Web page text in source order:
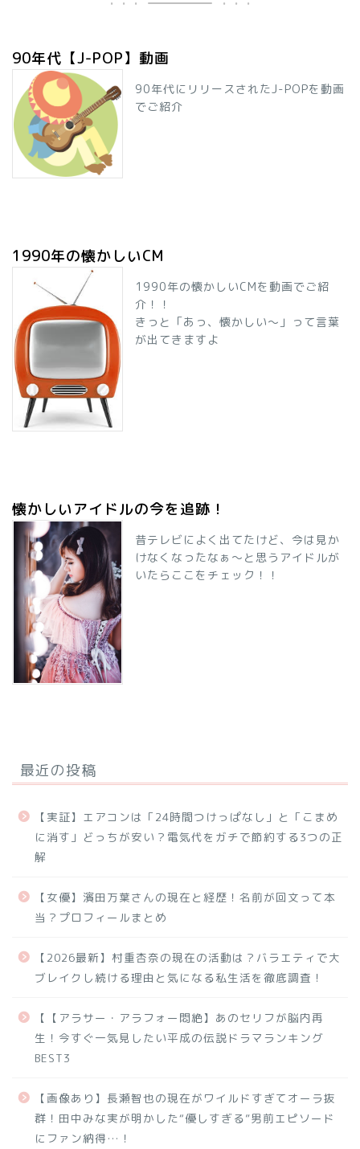
90年代【J-POP】動画
90年代にリリースされたJ-POPを動画
でご紹介
1990年の懐かしいCM
1990年の懐かしいCMを動画でご紹
介！！
きっと「あっ、懐かしい～」って言葉
が出てきますよ
懐かしいアイドルの今を追跡！
昔テレビによく出てたけど、今は見か
けなくなったなぁ～と思うアイドルが
いたらここをチェック！！
最近の投稿
【実証】エアコンは「24時間つけっぱなし」と「こまめ
に消す」どっちが安い？電気代をガチで節約する3つの正
解
【女優】濱田万葉さんの現在と経歴！名前が回文って本
当？プロフィールまとめ
【2026最新】村重杏奈の現在の活動は？バラエティで大
ブレイクし続ける理由と気になる私生活を徹底調査！
【【アラサー・アラフォー悶絶】あのセリフが脳内再
生！今すぐ一気見したい平成の伝説ドラマランキング
BEST3
【画像あり】長瀬智也の現在がワイルドすぎてオーラ抜
群！田中みな実が明かした“優しすぎる”男前エピソード
にファン納得…！